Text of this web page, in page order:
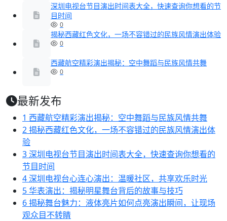
深圳电视台节目演出时间表大全，快速查询你想看的节
目时间
0
揭秘西藏红色文化，一场不容错过的民族风情演出体验
0
西藏航空精彩演出揭秘：空中舞蹈与民族风情共舞
0
最新发布
1 西藏航空精彩演出揭秘：空中舞蹈与民族风情共舞
2揭秘西藏红色文化，一场不容错过的民族风情演出体
验
3深圳电视台节目演出时间表大全，快速查询你想看的
节目时间
4深圳电视台心连心演出：温暖社区，共享欢乐时光
5华表演出：揭秘明星舞台背后的故事与技巧
6揭秘舞台魅力：液体亮片如何点亮演出瞬间，让现场
观众目不转睛